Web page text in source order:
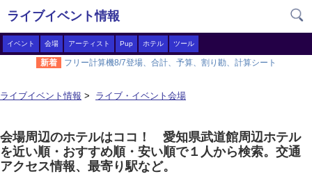
ライブイベント情報
イベント 会場 アーティスト Pup ホテル ツール
新着 フリー計算機8/7登場、合計、予算、割り勘、計算シート
ライブイベント情報 > ライブ・イベント会場
会場周辺のホテルはココ！ 愛知県武道館周辺ホテル
を近い順・おすすめ順・安い順で１人から検索。交通
アクセス情報、最寄り駅など。